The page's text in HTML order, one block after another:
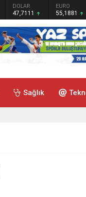
DOLAR
47,7111
EURO
55,1881
Sağlık